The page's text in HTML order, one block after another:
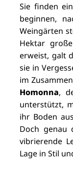
Sie finden
beginnen,
Weingärten
Hektar
erweist, galt
sie in
im
Homonna,
unterstützt,
ihr Boden
Doch genau
vibrierende
Lage in Stil